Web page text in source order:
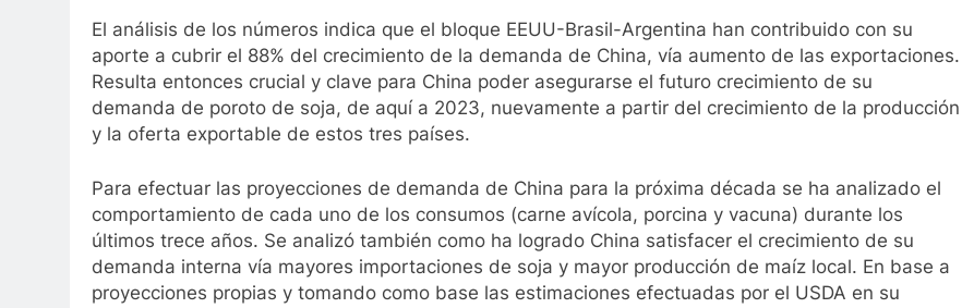
El análisis de los números indica que el bloque EEUU-Brasil-Argentina han contribuido con su
aporte a cubrir el 88% del crecimiento de la demanda de China, vía aumento de las exportaciones.
Resulta entonces crucial y clave para China poder asegurarse el futuro crecimiento de su
demanda de poroto de soja, de aquí a 2023, nuevamente a partir del crecimiento de la producción
y la oferta exportable de estos tres países.
Para efectuar las proyecciones de demanda de China para la próxima década se ha analizado el
comportamiento de cada uno de los consumos (carne avícola, porcina y vacuna) durante los
últimos trece años. Se analizó también como ha logrado China satisfacer el crecimiento de su
demanda interna vía mayores importaciones de soja y mayor producción de maíz local. En base a
proyecciones propias y tomando como base las estimaciones efectuadas por el USDA en su